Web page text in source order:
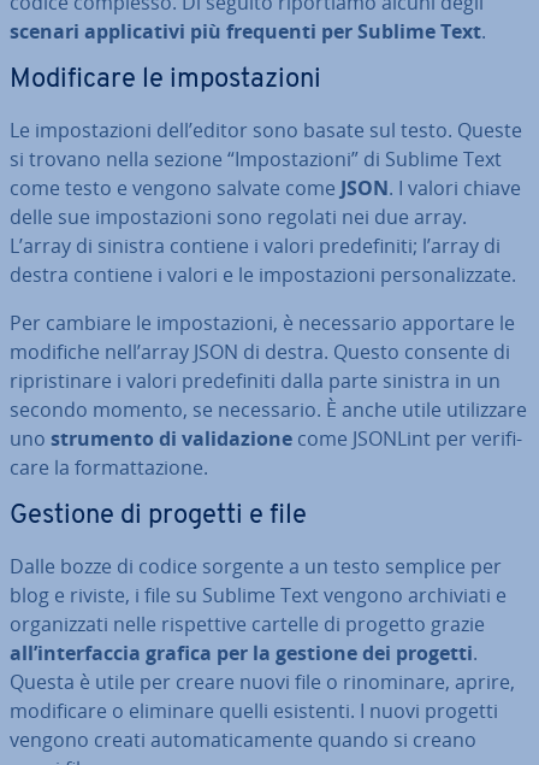
scenari ap­pli­ca­ti­vi più frequenti per Sublime Text.
Mo­di­fi­ca­re le im­po­sta­zio­ni
Le im­po­sta­zio­ni dell’editor sono basate sul testo. Queste
si trovano nella sezione “Im­po­sta­zio­ni” di Sublime Text
come testo e vengono salvate come JSON. I valori chiave
delle sue im­po­sta­zio­ni sono regolati nei due array.
L’array di sinistra contiene i valori pre­de­fi­ni­ti; l’array di
destra contiene i valori e le im­po­sta­zio­ni per­so­na­liz­za­te.
Per cambiare le im­po­sta­zio­ni, è ne­ces­sa­rio apportare le
modifiche nell’array JSON di destra. Questo consente di
ri­pri­sti­na­re i valori pre­de­fi­ni­ti dalla parte sinistra in un
secondo momento, se ne­ces­sa­rio. È anche utile uti­liz­za­re
uno strumento di va­li­da­zio­ne come JSONLint per ve­ri­fi­
ca­re la for­mat­ta­zio­ne.
Gestione di progetti e file
Dalle bozze di codice sorgente a un testo semplice per
blog e riviste, i file su Sublime Text vengono ar­chi­via­ti e
or­ga­niz­za­ti nelle ri­spet­ti­ve cartelle di progetto grazie
all’in­ter­fac­cia grafica per la gestione dei progetti.
Questa è utile per creare nuovi file o ri­no­mi­na­re, aprire,
mo­di­fi­ca­re o eliminare quelli esistenti. I nuovi progetti
vengono creati au­to­ma­ti­ca­men­te quando si creano